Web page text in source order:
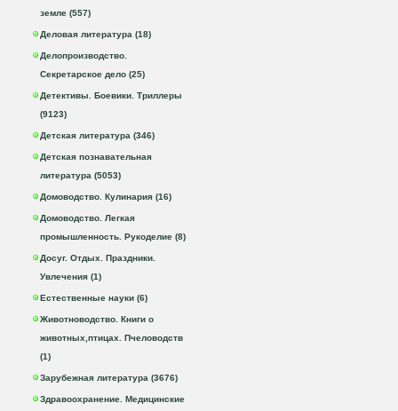
земле (557)
Деловая литература (18)
Делопроизводство.
Секретарское дело (25)
Детективы. Боевики. Триллеры
(9123)
Детская литература (346)
Детская познавательная
литература (5053)
Домоводство. Кулинария (16)
Домоводство. Легкая
промышленность. Рукоделие (8)
Досуг. Отдых. Праздники.
Увлечения (1)
Естественные науки (6)
Животноводство. Книги о
животных,птицах. Пчеловодств
(1)
Зарубежная литература (3676)
Здравоохранение. Медицинские